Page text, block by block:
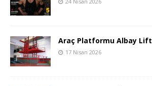
Araç Platformu Albay Lift
17 Nisan 2026